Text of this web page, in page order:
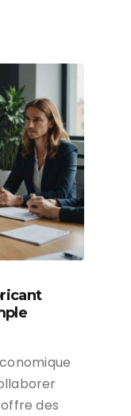
des